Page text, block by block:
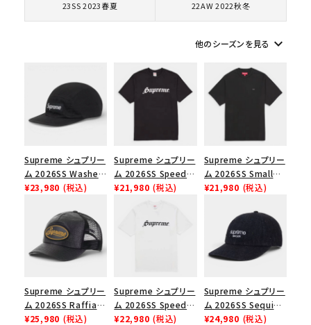
ボックスロゴ ブラックスウェット
コラボレーションブランドから探す
シーズンから探す
価格から探す
在庫のない商品を表示する
23SS 2023春夏 22AW 2022秋冬
他のシーズンを見る keyboard_arrow_down
Supreme シュプリー
ム 2026SS Washed
Chino Twill Camp
ノツイル キャンプキャ
ップ ブラック
¥23,980 (税込)
Supreme シュプリー
ム 2026SS Speed
Tee スピードTシャツ
¥21,980 (税込)
Supreme シュプリー
ム 2026SS Small
Box Tee スモールボ
¥21,980 (税込)
Supreme シュプリー
ム 2026SS Raffia
Mesh Back 5-Panel
¥25,980 (税込)
Supreme シュプリー
ム 2026SS Speed
Tee スピードTシャツ
¥22,980 (税込)
Supreme シュプリー
ム 2026SS Sequin
Denim Classic
¥24,980 (税込)